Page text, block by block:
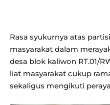
Rasa syukurnya atas
masyarakat dalam
desa blok kaliwon RT.01/
liat masyarakat cukup
sekaligus mengikuti